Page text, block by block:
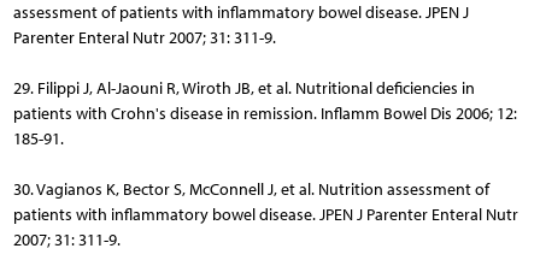
assessment of patients with inflammatory bowel disease. JPEN J
Parenter Enteral Nutr 2007; 31: 311-9.
29. Filippi J, Al-Jaouni R, Wiroth JB, et al. Nutritional deficiencies in
patients with Crohn's disease in remission. Inflamm Bowel Dis 2006; 12:
185-91.
30. Vagianos K, Bector S, McConnell J, et al. Nutrition assessment of
patients with inflammatory bowel disease. JPEN J Parenter Enteral Nutr
2007; 31: 311-9.